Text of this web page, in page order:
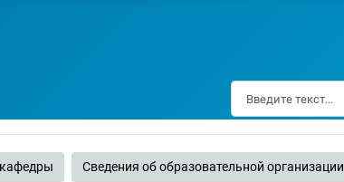
Сведения об образовательной организации